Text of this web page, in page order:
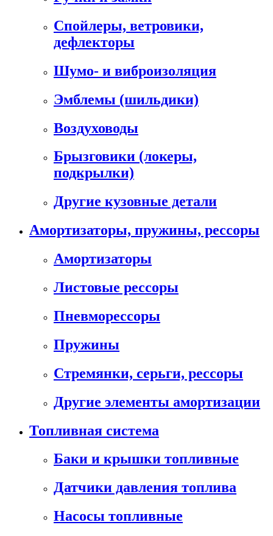
Спойлеры, ветровики,
дефлекторы
Шумо- и виброизоляция
Эмблемы (шильдики)
Воздуховоды
Брызговики (локеры,
подкрылки)
Другие кузовные детали
Амортизаторы, пружины, рессоры
Амортизаторы
Листовые рессоры
Пневморессоры
Пружины
Стремянки, серьги, рессоры
Другие элементы амортизации
Топливная система
Баки и крышки топливные
Датчики давления топлива
Насосы топливные